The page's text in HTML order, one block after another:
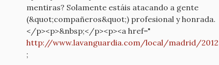
mentiras? Solamente estáis atacando a gente
(&quot;compañeros&quot;) profesional y honrada.
</p><p>&nbsp;</p><p><a href="
http://www.lavanguardia.com/local/madrid/
;